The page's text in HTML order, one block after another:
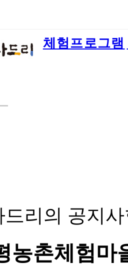
체험프로그램
드리의 공지
농촌체험마